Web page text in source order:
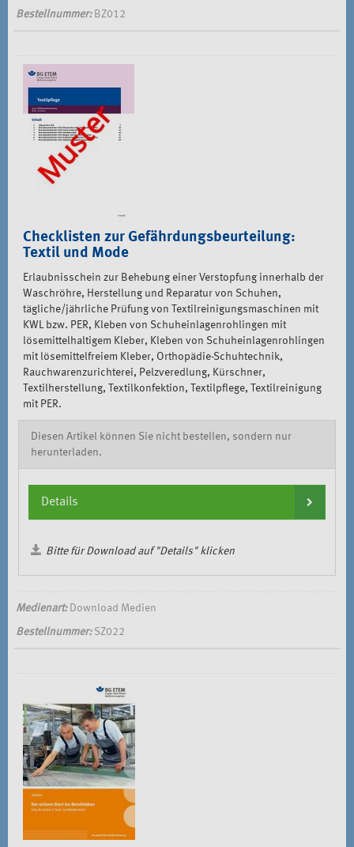
Bestellnummer:BZ012
Checklisten zur Gefährdungsbeurteilung:
Textil und Mode
Erlaubnisschein zur Behebung einer Verstopfung innerhalb der
Waschröhre, Herstellung und Reparatur von Schuhen,
tägliche/jährliche Prüfung von Textilreinigungsmaschinen mit
KWL bzw. PER, Kleben von Schuheinlagenrohlingen mit
lösemittelhaltigem Kleber, Kleben von Schuheinlagenrohlingen
mit lösemittelfreiem Kleber, Orthopädie-Schuhtechnik,
Rauchwarenzurichterei, Pelzveredlung, Kürschner,
Textilherstellung, Textilkonfektion, Textilpflege, Textilreinigung
mit PER.
Diesen Artikel können Sie nicht bestellen, sondern nur
herunterladen.
Details
Bitte für Download auf "Details" klicken
Medienart:Download Medien
Bestellnummer:SZ022